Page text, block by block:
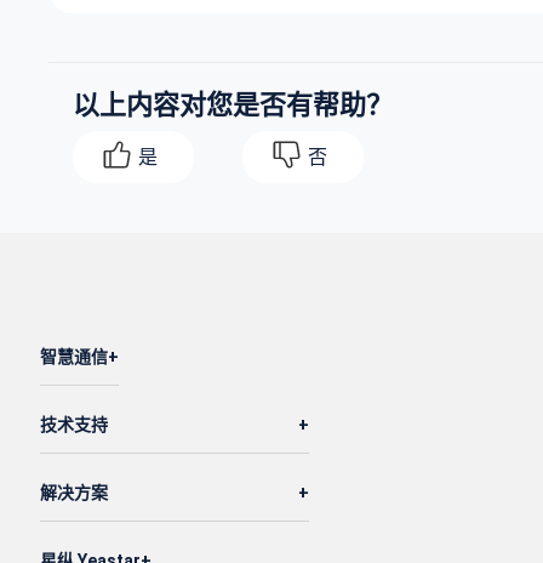
以上内容对您是否有帮助？
是 否
智慧通信
技术支持
解决方案